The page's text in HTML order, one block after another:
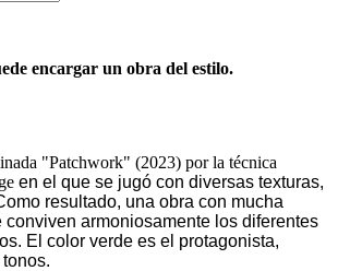
encargar un obra del estilo.
"Patchwork" (2023) por la técnica
en el que se jugó con diversas texturas,
resultado, una obra con mucha
conviven armoniosamente los diferentes
El color verde es el protagonista,